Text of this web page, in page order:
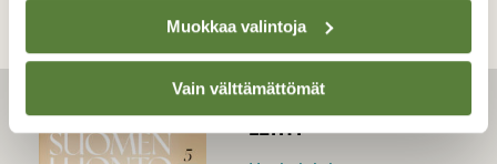
Muokkaa valintoja
Vain välttämättömät
LEHTI